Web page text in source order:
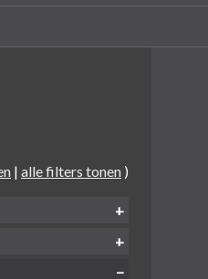
| alle filters tonen )